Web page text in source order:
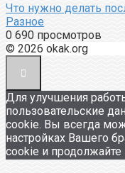
Что нужно делать
Разное
0 690 просмотров
© 2026 okak.org
Для улучшения
пользовательские
cookie. Вы всегда
настройках Вашего
cookie и продолжайте